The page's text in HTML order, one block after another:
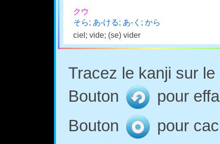
クウ
そら; あ-ける; あ-く; から
ciel; vide; (se) vider
Tracez le kanji sur
Bouton
pour
Bouton
pour